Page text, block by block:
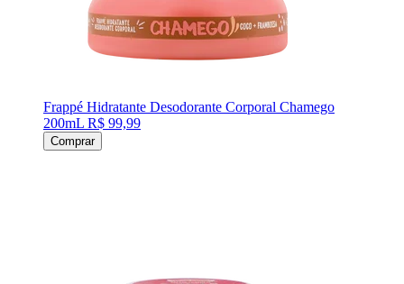
Frappé Hidratante Desodorante Corporal Chamego
200mL R$ 99,99
Comprar